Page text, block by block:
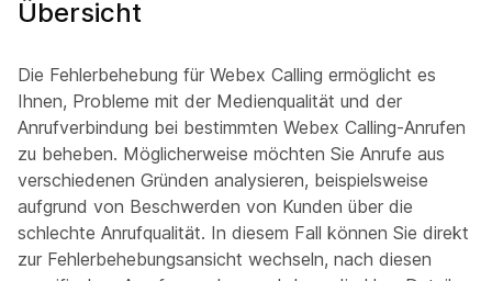
Übersicht
Die Fehlerbehebung für Webex Calling ermöglicht es
Ihnen, Probleme mit der Medienqualität und der
Anrufverbindung bei bestimmten Webex Calling-Anrufen
zu beheben. Möglicherweise möchten Sie Anrufe aus
verschiedenen Gründen analysieren, beispielsweise
aufgrund von Beschwerden von Kunden über die
schlechte Anrufqualität. In diesem Fall können Sie direkt
zur Fehlerbehebungsansicht wechseln, nach diesen